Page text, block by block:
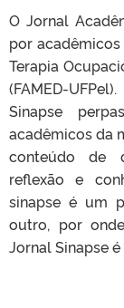
O Jornal
por
Terapia
(FAMED-
Sinapse
acadêmicos da
conteúdo de
reflexão e
sinapse é um
outro, por
Jornal Sinapse